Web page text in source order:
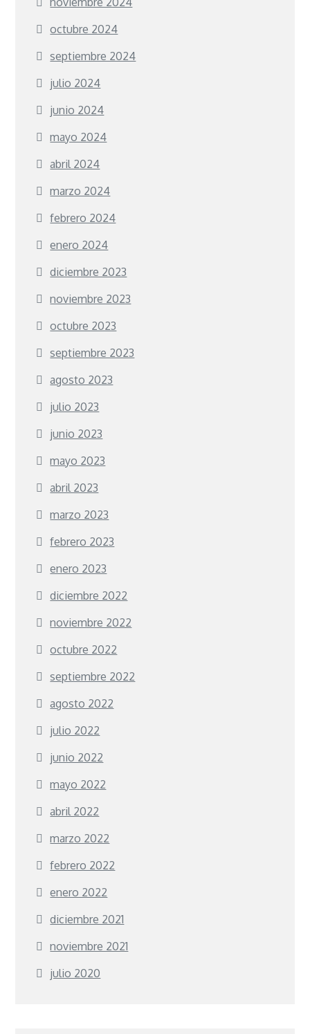
octubre 2024
septiembre 2024
julio 2024
junio 2024
mayo 2024
abril 2024
marzo 2024
febrero 2024
enero 2024
diciembre 2023
noviembre 2023
octubre 2023
septiembre 2023
agosto 2023
julio 2023
junio 2023
mayo 2023
abril 2023
marzo 2023
febrero 2023
enero 2023
diciembre 2022
noviembre 2022
octubre 2022
septiembre 2022
agosto 2022
julio 2022
junio 2022
mayo 2022
abril 2022
marzo 2022
febrero 2022
enero 2022
diciembre 2021
noviembre 2021
julio 2020